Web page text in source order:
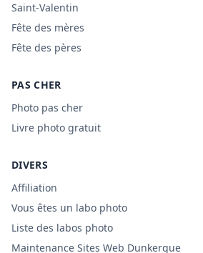
Saint-Valentin
Fête des mères
Fête des pères
PAS CHER
Photo pas cher
Livre photo gratuit
DIVERS
Affiliation
Vous êtes un labo photo
Liste des labos photo
Maintenance Sites Web Dunkerque